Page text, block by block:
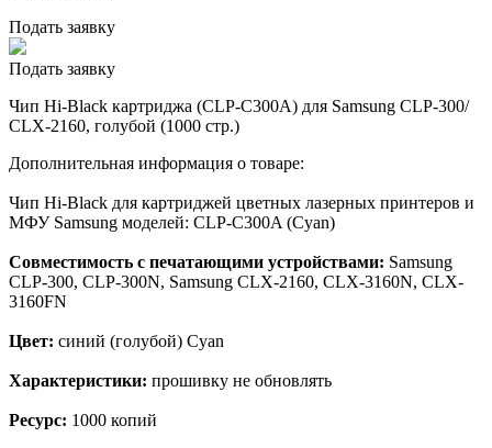
Подать заявку
Подать заявку
Чип Hi-Black картриджа (CLP-C300A) для Samsung CLP-300/
CLX-2160, голубой (1000 стр.)
Дополнительная информация о товаре:
Чип Hi-Black для картриджей цветных лазерных принтеров и
МФУ Samsung моделей: CLP-C300A (Cyan)
Совместимость с печатающими устройствами: Samsung
CLP-300, CLP-300N, Samsung CLX-2160, CLX-3160N, CLX-
3160FN
Цвет: синий (голубой) Cyan
Характеристики: прошивку не обновлять
Ресурс: 1000 копий